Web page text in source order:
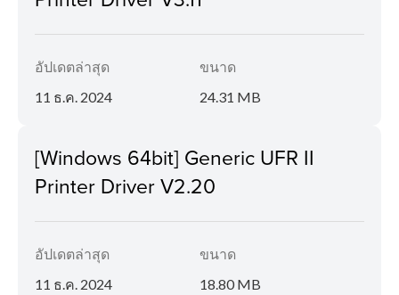
อัปเดตล่าสุด
11 ธ.ค. 2024
ขนาด
24.31 MB
[Windows 64bit] Generic UFR II
Printer Driver V2.20
อัปเดตล่าสุด
11 ธ.ค. 2024
ขนาด
18.80 MB